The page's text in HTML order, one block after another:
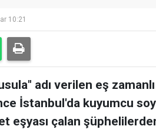
10:21
adı verilen eş
İstanbul'da kuyumcu
eşyası çalan